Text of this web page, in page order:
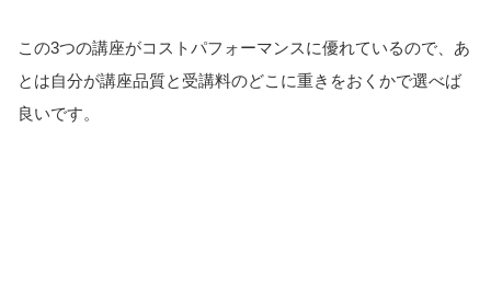
この3つの講座がコストパフォーマンスに優れているので、あ
とは自分が講座品質と受講料のどこに重きをおくかで選べば
良いです。